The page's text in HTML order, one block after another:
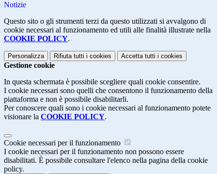
Notizie
Questo sito o gli strumenti terzi da questo utilizzati si avvalgono di
cookie necessari al funzionamento ed utili alle finalità illustrate nella
COOKIE POLICY.
Personalizza Rifiuta tutti i cookies Accetta tutti i cookies
Gestione cookie
In questa schermata è possibile scegliere quali cookie consentire.
I cookie necessari sono quelli che consentono il funzionamento della
piattaforma e non è possibile disabilitarli.
Per conoscere quali sono i cookie necessari al funzionamento potete
visionare la COOKIE POLICY.
Cookie necessari per il funzionamento
I cookie necessari per il funzionamento non possono essere
disabilitati. È possibile consultare l'elenco nella pagina della cookie
policy.